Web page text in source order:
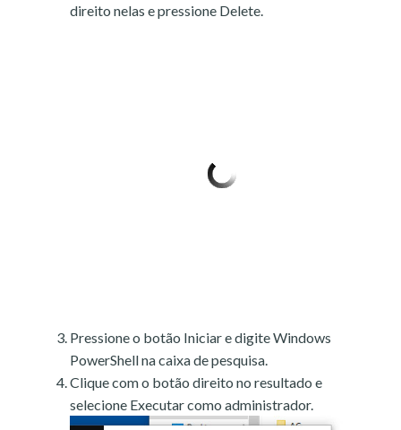
direito nelas e pressione Delete.
Pressione o botão Iniciar e digite Windows
PowerShell na caixa de pesquisa.
Clique com o botão direito no resultado e
selecione Executar como administrador.